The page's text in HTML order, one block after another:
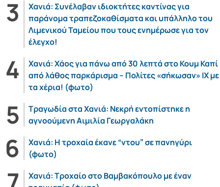
Χανιά: Συνέλαβαν ιδιοκτήτες καντίνας για
παράνομα τραπεζοκαθίσματα και υπάλληλο του
Λιμενικού Ταμείου που τους ενημέρωσε για τον
έλεγχο!
Χανιά: Χάος για πάνω από 30 λεπτά στο Κουμ Καπί
από λάθος παρκάρισμα – Πολίτες «σήκωσαν» ΙΧ με
τα χέρια! (φωτο)
Τραγωδία στα Χανιά: Νεκρή εντοπίστηκε η
αγνοούμενη Αιμιλία Γεωργαλάκη
Χανιά: Η τροχαία έκανε “ντου” σε πανηγύρι
(φωτο)
Χανιά: Τροχαίο στο Βαμβακόπουλο με έναν